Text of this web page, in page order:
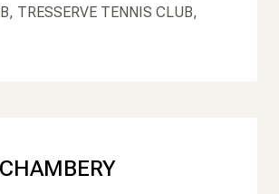
TRESSERVE TENNIS CLUB,